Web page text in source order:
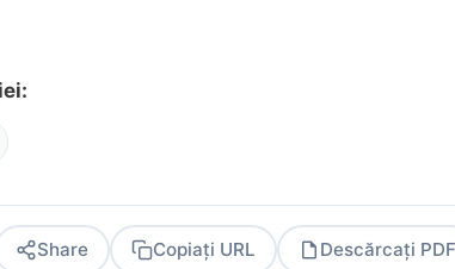
Share Copiați URL Descărcați PDF